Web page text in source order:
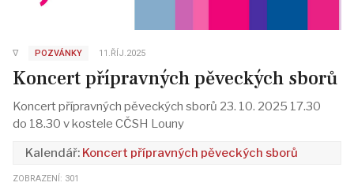
∇ POZVÁNKY 11.ŘÍJ.2025
Koncert přípravných pěveckých sborů
Koncert přípravných pěveckých sborů 23. 10. 2025 17.30
do 18.30 v kostele CČSH Louny
Koncert přípravných pěveckých sborů
ZOBRAZENÍ: 301